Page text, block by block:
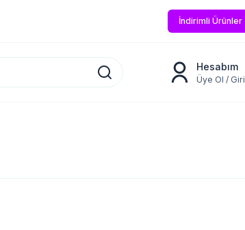
İndirimli Ürünler
Hesabım
Üye Ol /